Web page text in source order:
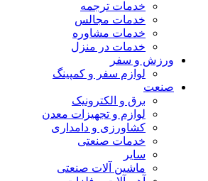
خدمات ترجمه
خدمات مجالس
خدمات مشاوره
خدمات در منزل
ورزش و سفر
لوازم سفر و کمپینگ
صنعت
برق و الکترونیک
لوازم و تجهیزات معدن
کشاورزی و دامداری
خدمات صنعتی
سایر
ماشین آلات صنعتی